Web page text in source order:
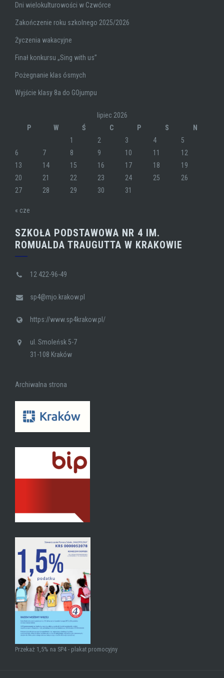
Dni wielokulturowości w Czwórce
Zakończenie roku szkolnego 2025/2026
Życzenia wakacyjne
Finał konkursu „Sing with us”
Pożegnanie klas ósmych
Wyjście klasy 8a do GOjumpu
lipiec 2026
P
W Ś C P S
N
1
2 3 4
5
6
7 8 9 10 11
12
13
14 15 16 17 18
19
20
21 22 23 24 25
26
27
28 29 30 31
« cze
SZKOŁA PODSTAWOWA NR 4 IM.
ROMUALDA TRAUGUTTA W KRAKOWIE
12 422-96-49
sp4@mjo.krakow.pl
https://www.sp4krakow.pl/
ul. Smoleńsk 5-7
31-108 Kraków
Archiwalna strona
Przekaż 1,5% na SP4 - plakat promocyjny